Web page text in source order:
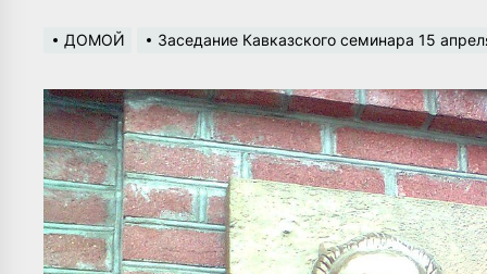
ДОМОЙ Заседание Кавказского семинара 15